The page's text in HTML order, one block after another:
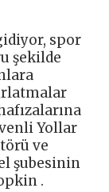
spor
şekilde
Yollar
ve
şubesinin
.